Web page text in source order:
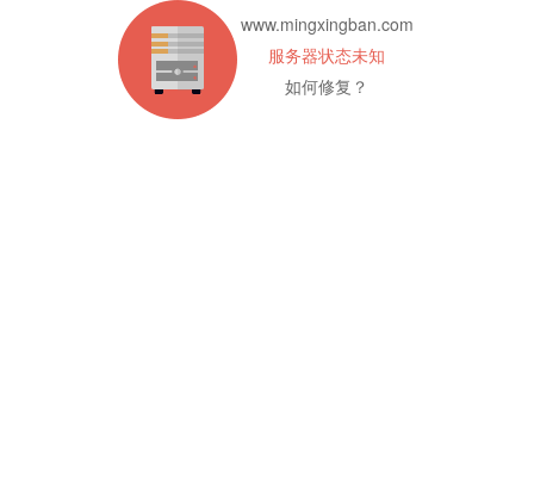
www.mingxingban.com
服务器状态未知
如何修复？